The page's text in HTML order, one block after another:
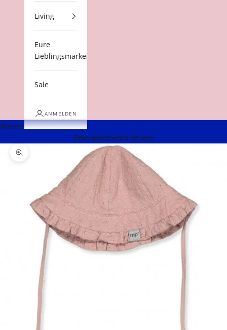
Living
Eure
Lieblingsmarken
Sale
ANMELDEN
Warenkorb
Dein Warenkorb ist leer
Bild vergrößern